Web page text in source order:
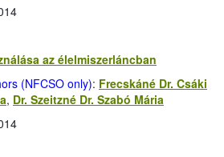
az élelmiszerláncban
(NFCSO only): Frecskáné Dr. Csáki
, Dr. Szeitzné Dr. Szabó Mária